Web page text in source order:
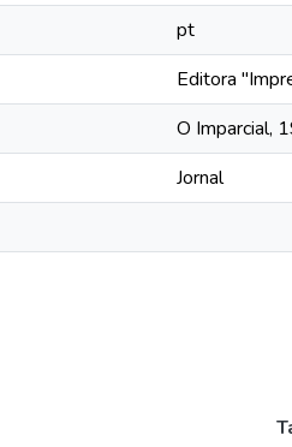
pt
Editora
O Imparcial,
Jornal